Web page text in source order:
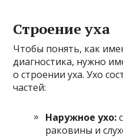
Строение уха
Чтобы понять, как
диагностика, нужно
о строении уха. Ухо
частей:
Наружное ухо:
раковины и